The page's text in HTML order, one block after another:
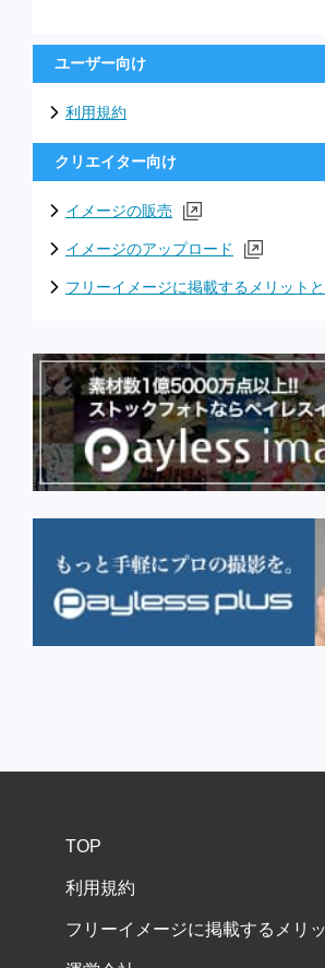
ユーザー向け
利用規約
クリエイター向け
イメージの販売
イメージのアップロード
フリーイメージに掲載するメリット
TOP
利用規約
フリーイメージに掲載するメリ